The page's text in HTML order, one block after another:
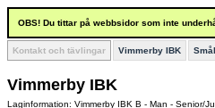
OBS! Du tittar på webbsidor som inte
Kontakt och tävlingar Vimmerby IBK
Vimmerby IBK
Laginformation: Vimmerby IBK B - Man - Senior/